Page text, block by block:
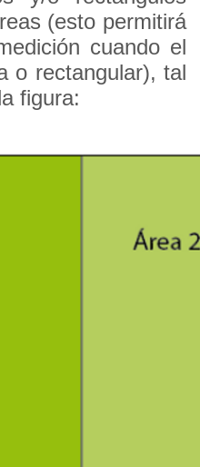
(esto permitirá
cuando el
o rectangular), tal
figura: